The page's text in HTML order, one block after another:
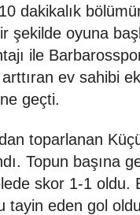
dakikalık
şekilde oyuna
ile
ev sahibi
geçti.
toparlanan
Topun başına
skor 1-1 oldu.
tayin eden gol